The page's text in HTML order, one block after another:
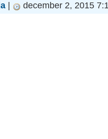
december 2, 2015